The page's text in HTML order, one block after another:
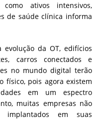
ativos intensivos,
de saúde clínica informa
evolução da OT, edifícios
carros conectados e
no mundo digital terão
físico, pois agora existem
em um espectro
muitas empresas não
em suas